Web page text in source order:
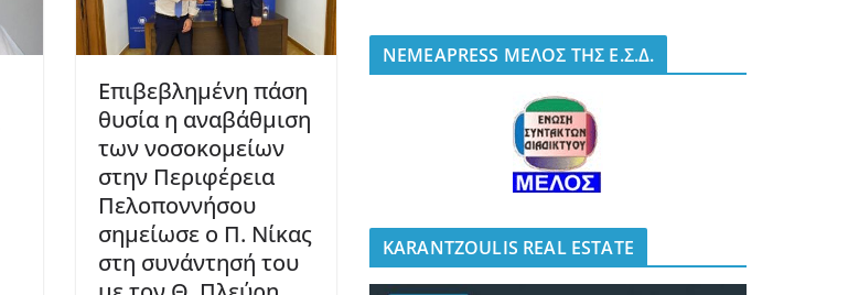
Επιβεβλημένη πάση
θυσία η αναβάθμιση
των νοσοκομείων
στην Περιφέρεια
Πελοποννήσου
σημείωσε ο Π. Νίκας
στη συνάντησή του
NEMEAPRESS ΜΕΛΟΣ ΤΗΣ Ε.Σ.Δ.
KARANTZOULIS REAL ESTATE